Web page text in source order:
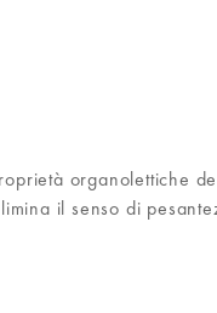
organolettiche
il senso di